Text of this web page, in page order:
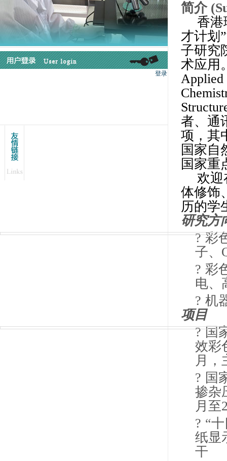
简介
香港
才计划 ”
子研究
术应用
Applied
者、通
项，其
国家自
国家重
欢迎
体修饰
历的学
研究方
? 彩
子、
? 彩
电、
? 机
项目
? 国
效彩
月，
? 国
掺杂
月至
? “
纸显
干